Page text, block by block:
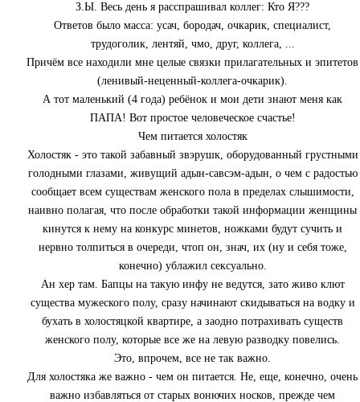
З.Ы. Весь день я расспрашивал коллег: Кто Я???
Ответов было масса: усач, бородач, очкарик, специалист,
трудоголик, лентяй, чмо, друг, коллега, ...
Причём все находили мне целые связки прилагательных и эпитетов
(ленивый-неценный-коллега-очкарик).
А тот маленький (4 года) ребёнок и мои дети знают меня как
ПАПА! Вот простое человеческое счастье!
Чем питается холостяк
Холостяк - это такой забавный звэрушк, оборудованный грустными
голодными глазами, живущий адын-савсэм-адын, о чем с радостью
сообщает всем существам женского пола в пределах слышимости,
наивно полагая, что после обработки такой информации женщины
кинутся к нему на конкурс минетов, ножками будут сучить и
нервно толпиться в очереди, чтоп он, знач, их (ну и себя тоже,
конечно) ублажил сексуально.
Ан хер там. Бапцы на такую инфу не ведутся, зато живо клют
существа мужеского полу, сразу начинают скидываться на водку и
бухать в холостяцкой квартире, а заодно потрахивать существ
женского полу, которые все же на левую разводку повелись.
Это, впрочем, все не так важно.
Для холостяка же важно - чем он питается. Не, еще, конечно, очень
важно избавляться от старых вонючих носков, прежде чем